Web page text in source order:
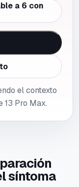
a 6 con
el contexto
13 Pro Max.
síntoma